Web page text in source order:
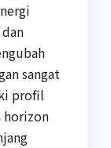
sangat
profil
horizon